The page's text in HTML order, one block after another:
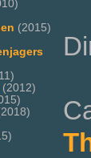
(2015)
(2012)